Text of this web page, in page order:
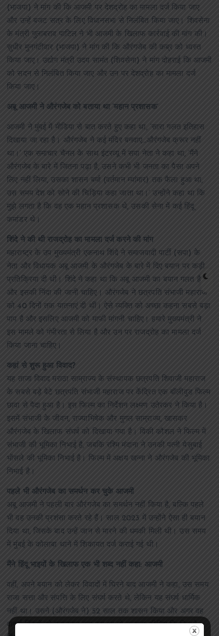
(भाजपा) ने मांग की कि आजमी पर देशद्रोह का मामला दर्ज किया जाए
और उन्हें बजट सत्र के लिए विधानसभा से निलंबित किया जाए। शिवसेना
के मंत्री गुलाबराव पाटिल ने भी आजमी के खिलाफ कार्रवाई की मांग की।
सुधीर मुनगंटीवार (भाजपा) ने मांग की कि औरंगजेब की कब्र को ध्वस्त
किया जाए। उद्योग मंत्री उदय सामंत (शिवसेना) ने मांग दोहराई कि आजमी
को सदन से निलंबित किया जाए और उन पर देशद्रोह का मामला दर्ज
किया जाए।
अबू आजमी ने औरंगजेब को बताया था ‘महान प्रशासक’
आजमी ने मुंबई में मीडिया से बात करते हुए कहा था, ‘सारा गलत इतिहास
दिखाया जा रहा है। औरंगजेब ने कई मंदिर बनवाए…औरंगजेब क्रूर नहीं
था।’ एक समाचार चैनल के साथ इंटरव्यू में सपा नेता ने कहा था, ‘मैंने
औरंगजेब के बारे में जितना पढ़ा है, उसने कभी भी जनता का पैसा अपने
लिए नहीं लिया, उसका शासन बर्मा (वर्तमान म्यांमार) तक फैला हुआ था,
उस समय देश को सोने की चिड़िया कहा जाता था।’ उन्होंने कहा था कि
मुझे लगता है कि वह एक महान प्रशासक थे, उसकी सेना में कई हिंदू
कमांडर थे।
शिंदे ने की थी राजद्रोह का मामला दर्ज करने की मांग
महाराष्ट्र के उप मुख्यमंत्री एकनाथ शिंदे ने समाजवादी पार्टी (सपा) के
नेता और विधायक अबू आजमी के औरंगजेब के बारे में दिए बयान पर कड़ी
प्रतिक्रिया दी थी। शिंदे ने कहा था कि अबू आजमी का बयान गलत है
और इसकी निंदा की जानी चाहिए। औरंगजेब ने छत्रपति संभाजी महाराज
को 40 दिनों तक यातनाएं दी थीं। ऐसे व्यक्ति को अच्छा कहना सबसे बड़ा
पाप है और इसलिए आजमी को माफी मांगनी चाहिए। हमारे मुख्यमंत्री ने
इस मामले को गंभीरता से लिया है और उन पर राजद्रोह का मामला दर्ज
किया जाना चाहिए।
कहां से शुरू हुआ विवाद?
यह ताजा विवाद मराठा साम्राज्य के संस्थापक छत्रपति शिवाजी महाराज
के सबसे बड़े बेटे छत्रपति संभाजी महाराज पर केंद्रित एक बॉलीवुड फिल्म
छावा से पैदा हुआ है। इस फिल्म का निर्देशन लक्ष्मण उतेरकर ने किया है।
इसमें संभाजी के जीवन, राज्याभिषेक और मुगल साम्राज्य, खासकर
औरंगजेब के खिलाफ संघर्ष को दिखाया गया है। विकी कौशल ने फिल्म में
संभाजी की भूमिका निभाई है, जबकि रश्मि मंदाना ने उनकी पत्नी येसुबाई
भोंसले की भूमिका निभाई है। फिल्म में अक्षय खन्ना ने औरंगजेब की भूमिका
निभाई है।
पहले भी औरंगजेब का समर्थन कर चुके आजमी
अबू आजमी ने पहली बार औरंगजेब का समर्थन नहीं किया है, बल्कि पहले
भी वह उनकी प्रशंसा करते रहे हैं। साल 2023 में उन्होंने ऐसा ही बयान
दिया था, जिसके बाद उन्हें जान से मारने की धमकी मिली थी। उस समय
में मुंबई के कोलाबा थाने में शिकायत दर्ज कराई गई थी।
मैंने हिंदू भाइयों के खिलाफ एक भी शब्द नहीं कहा: आजमी
वहीं, अपने बयान को लेकर विवादों में घिरने बाद आजमी ने कहा, उस समय
राजा सत्ता और संपत्ति के लिए संघर्ष करते थे, लेकिन यह संघर्ष धार्मिक
नहीं था। उसने (औरंगजेब ने) 52 साल तक शासन किया और अगर वह
वाकई हिंदुओं को मुसलमान बना रहा था तो कल्पना कीजिए कि कितने